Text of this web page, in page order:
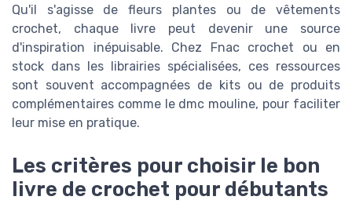
Qu'il s'agisse de fleurs plantes ou de vêtements
crochet, chaque livre peut devenir une source
d'inspiration inépuisable. Chez Fnac crochet ou en
stock dans les librairies spécialisées, ces ressources
sont souvent accompagnées de kits ou de produits
complémentaires comme le dmc mouline, pour faciliter
leur mise en pratique.
Les critères pour choisir le bon
livre de crochet pour débutants